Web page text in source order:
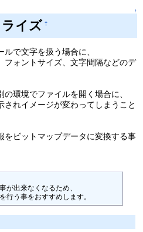
↑
イズ †
で文字を扱う場合に、
フォントサイズ、文字間隔などのデ
環境でファイルを開く場合に、
されイメージが変わってしまうこと
をビットマップデータに変換する事
が出来なくなるため、
行う事をおすすめします。